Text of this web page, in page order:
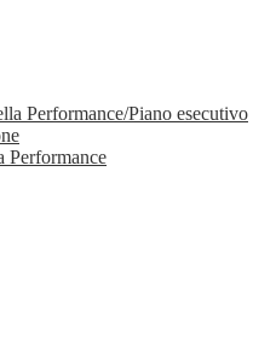
Performance/Piano esecutivo
Performance